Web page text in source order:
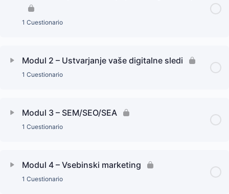
1 Cuestionario
Modul 2 – Ustvarjanje vaše digitalne sledi
1 Cuestionario
Modul 3 – SEM/SEO/SEA
1 Cuestionario
Modul 4 – Vsebinski marketing
1 Cuestionario